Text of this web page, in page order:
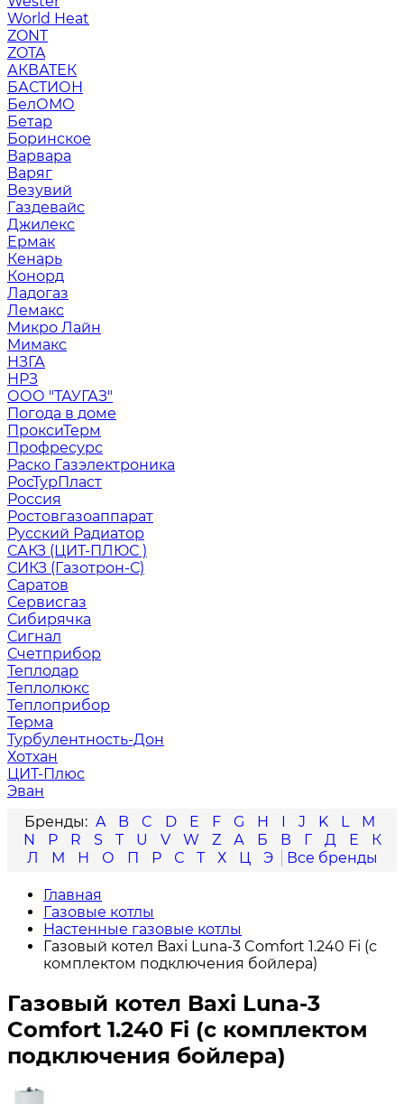
World Heat
ZONT
ZOTA
АКВАТЕК
БАСТИОН
БелОМО
Бетар
Боринское
Варвара
Варяг
Везувий
Газдевайс
Джилекс
Ермак
Кенарь
Конорд
Ладогаз
Лемакс
Микро Лайн
Мимакс
НЗГА
НРЗ
ООО "ТАУГАЗ"
Погода в доме
ПроксиТерм
Профресурс
Раско Газэлектроника
РосТурПласт
Россия
Ростовгазоаппарат
Русский Радиатор
САКЗ (ЦИТ-ПЛЮС )
СИКЗ (Газотрон-С)
Саратов
Сервисгаз
Сибирячка
Сигнал
Счетприбор
Теплодар
Теплолюкс
Теплоприбор
Терма
Турбулентность-Дон
Хотхан
ЦИТ-Плюс
Эван
A
B C D E F G H I J K L
M
N
P R S T U V W Z А Б В Г Д Е
К
Л
М Н О П Р С Т Х Ц Э
Главная
Газовые котлы
Настенные газовые котлы
Газовый котел Baxi Luna-3 Comfort 1.240 Fi (с
комплектом подключения бойлера)
Газовый котел Baxi Luna-3
Comfort 1.240 Fi (с комплектом
подключения бойлера)